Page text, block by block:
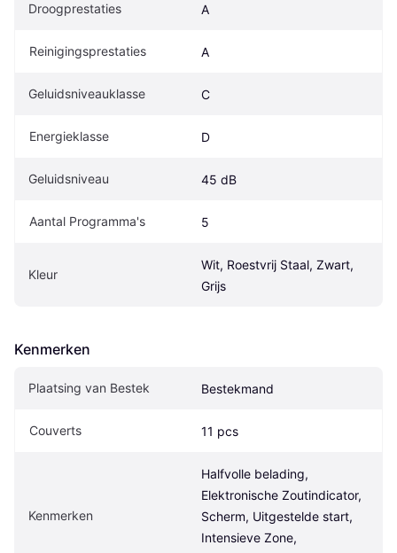
Droogprestaties A
Reinigingsprestaties A
Geluidsniveauklasse C
Energieklasse D
Geluidsniveau 45 dB
Aantal Programma's 5
Kleur
Wit, Roestvrij Staal, Zwart,
Grijs
Kenmerken
Plaatsing van Bestek Bestekmand
Couverts 11 pcs
Kenmerken
Halfvolle belading,
Elektronische Zoutindicator,
Scherm, Uitgestelde start,
Intensieve Zone,